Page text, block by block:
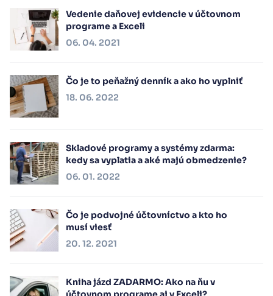
Vedenie daňovej evidencie v účtovnom
programe a Exceli
06. 04. 2021
Čo je to peňažný denník a ako ho vyplniť
18. 06. 2022
Skladové programy a systémy zdarma:
kedy sa vyplatia a aké majú obmedzenie?
06. 01. 2022
Čo je podvojné účtovníctvo a kto ho
musí viesť
20. 12. 2021
Kniha jázd ZADARMO: Ako na ňu v